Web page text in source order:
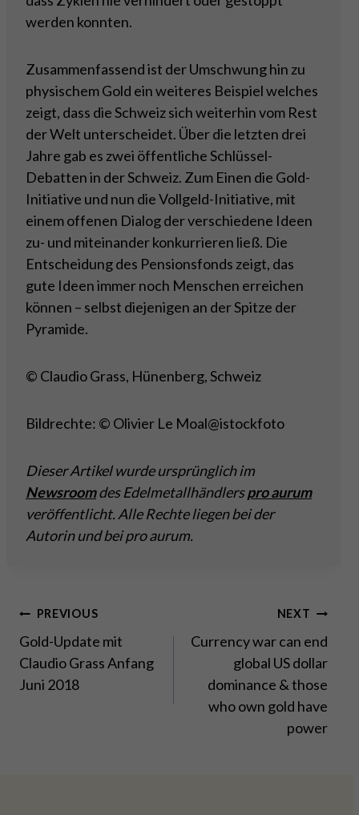
werden konnten.
Zusammenfassend ist der Umschwung hin zu
physischem Gold ein weiteres Beispiel welches
zeigt, dass die Schweiz sich weiterhin vom Rest
der Welt unterscheidet. Über die letzten drei
Jahre gab es zwei öffentliche Schlüssel-
Debatten in der Schweiz. Zum Einen die Gold-
Initiative und nun die Vollgeld-Initiative, mit
einem offenen Dialog der verschiedene Ideen
zu- und miteinander konkurrieren ließ. Die
Entscheidung des Pensionsfonds zeigt, das
gute Ideen immer noch Menschen erreichen
können – selbst diejenigen an der Spitze der
Pyramide.
© Claudio Grass, Hünenberg, Schweiz
Bildrechte: © Olivier Le Moal@istockfoto
Dieser Artikel wurde ursprünglich im
Newsroomdes Edelmetallhändlerspro aurum
veröffentlicht. Alle Rechte liegen bei der
Autorin und bei pro aurum.
Post
navigation
PREVIOUS
Gold-Update mit
Claudio Grass Anfang
Juni 2018
NEXT
Currency war can end
global US dollar
dominance & those
who own gold have
power